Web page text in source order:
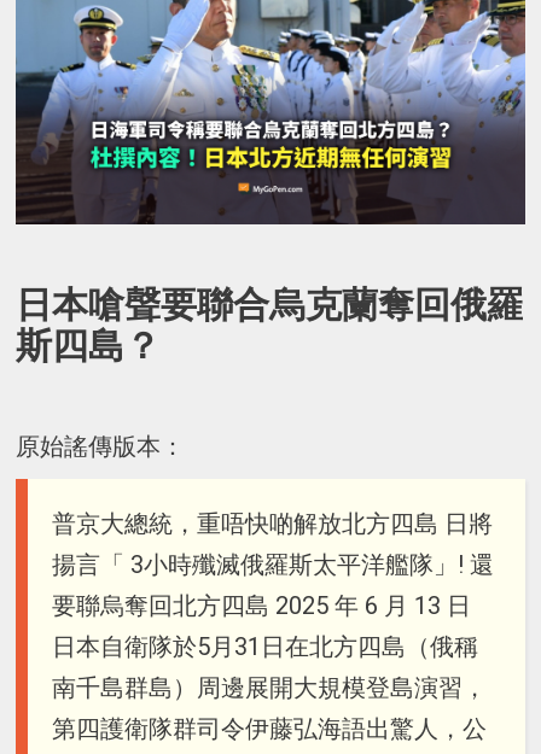
日本嗆聲要聯合烏克蘭奪回俄羅
斯四島？
原始謠傳版本：
普京大總統，重唔快啲解放北方四島 日將
揚言「 3小時殲滅俄羅斯太平洋艦隊」! 還
要聯烏奪回北方四島 2025 年 6 月 13 日
日本自衛隊於5月31日在北方四島（俄稱
南千島群島）周邊展開大規模登島演習，
第四護衛隊群司令伊藤弘海語出驚人，公